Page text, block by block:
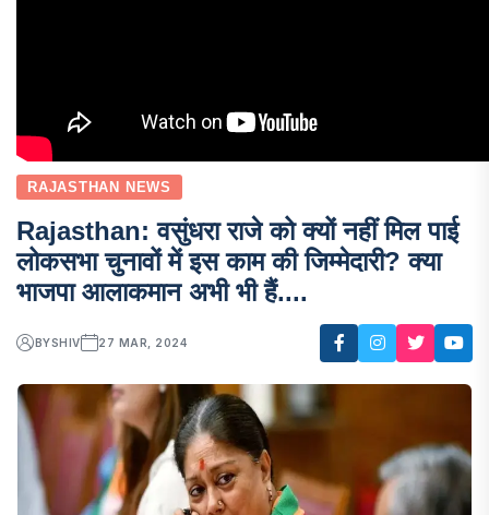
RAJASTHAN NEWS
Rajasthan: वसुंधरा राजे को क्यों नहीं मिल पाई
लोकसभा चुनावों में इस काम की जिम्मेदारी? क्या
भाजपा आलाकमान अभी भी हैं....
BYSHIV 27 MAR, 2024